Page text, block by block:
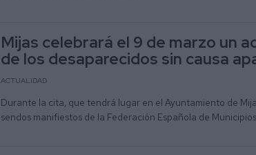
Mijas celebrará el 9 de marzo un
de los desaparecidos sin causa
ACTUALIDAD
Durante la cita, que tendrá lugar en el Ayuntamiento de
sendos manifiestos de la Federación Española de